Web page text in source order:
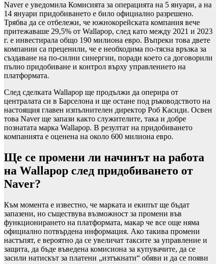
Naver е уведомила Комисията за операцията на 5 януари, а на
14 януари придобиването е било официално разрешено.
Трябва да се отбележи, че южнокорейската компания вече
притежаваше 29,5% от Wallapop, след като между 2021 и 2023
г. е инвестирала общо 190 милиона евро. Въпреки това двете
компании са преценили, че е необходима по-тясна връзка за
създаване на по-силни синергии, поради което са договорили
пълно придобиване и контрол върху управлението на
платформата.
След сделката Wallapop ще продължи да оперира от
централата си в Барселона и ще остане под ръководството на
настоящия главен изпълнителен директор Роб Касиди. Освен
това Naver ще запази както служителите, така и добре
познатата марка Wallapop. В резултат на придобиването
компанията е оценена на около 600 милиона евро.
Ще се промени ли начинът на работа
на Wallapop след придобиването от
Naver?
Към момента е известно, че марката и екипът ще бъдат
запазени, но съществува възможност за промени във
функционирането на платформата, макар че все още няма
официално потвърдена информация. Ако такива промени
настъпят, е вероятно да се увеличат таксите за управление и
защита, да бъде въведена комисиона за купувачите, да се
засили натискът за платени „изтъкнати“ обяви и да се появи